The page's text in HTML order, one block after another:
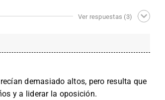
Ver respuestas (3)
demasiado altos, pero resulta que
y a liderar la oposición.